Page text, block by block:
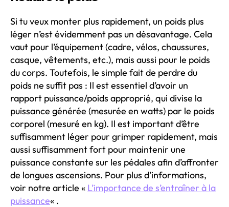
Si tu veux monter plus rapidement, un poids plus
léger n’est évidemment pas un désavantage. Cela
vaut pour l’équipement (cadre, vélos, chaussures,
casque, vêtements, etc.), mais aussi pour le poids
du corps. Toutefois, le simple fait de perdre du
poids ne suffit pas : Il est essentiel d’avoir un
rapport puissance/poids approprié, qui divise la
puissance générée (mesurée en watts) par le poids
corporel (mesuré en kg). Il est important d’être
suffisamment léger pour grimper rapidement, mais
aussi suffisamment fort pour maintenir une
puissance constante sur les pédales afin d’affronter
de longues ascensions. Pour plus d’informations,
voir notre article « L’importance de s’entraîner à la
puissance« .